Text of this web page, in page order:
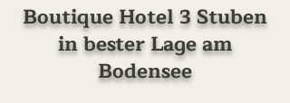
Boutique Hotel 3 Stuben
in bester Lage am
Bodensee